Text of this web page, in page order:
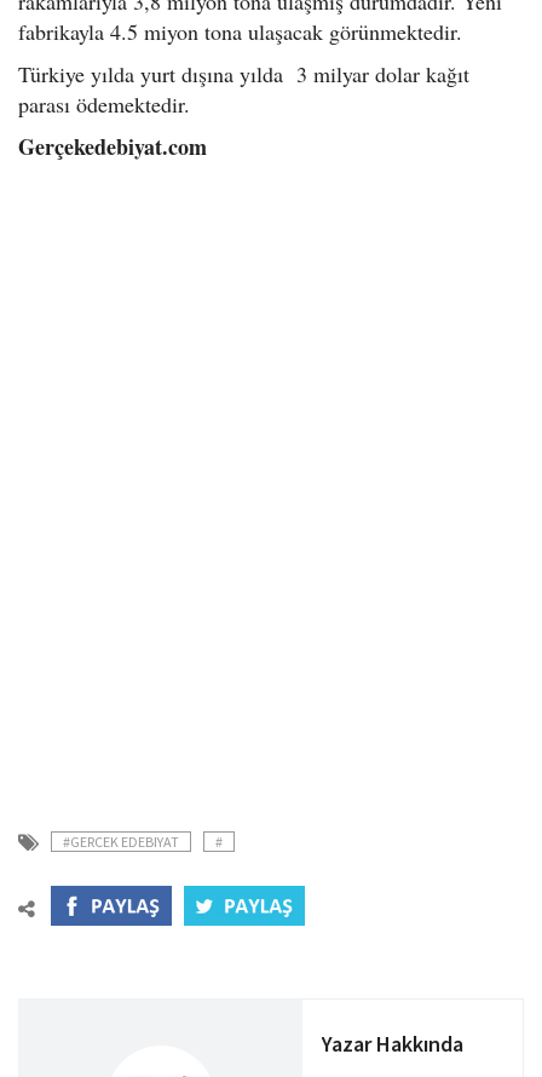
fabrikayla 4.5 miyon tona ulaşacak görünmektedir.
Türkiye yılda yurt dışına yılda 3 milyar dolar kağıt
parası ödemektedir.
Gerçekedebiyat.com
#GERCEK EDEBIYAT #
Yazar Hakkında